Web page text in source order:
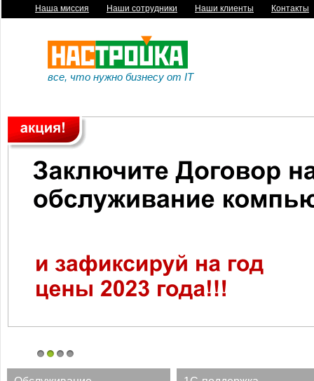
Наша миссия Наши сотрудники Наши клиенты Контакты
все, что нужно бизнесу от IT